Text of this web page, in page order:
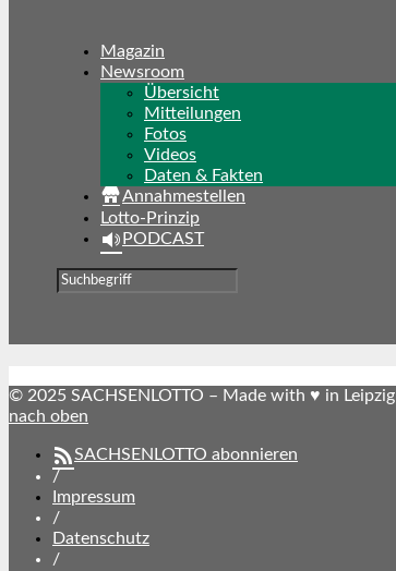
Magazin
Newsroom
Übersicht
Mitteilungen
Fotos
Videos
Daten & Fakten
Annahmestellen
Lotto-Prinzip
PODCAST
© 2025 SACHSENLOTTO – Made with ♥ in Leipzig
nach oben
SACHSENLOTTO abonnieren
/
Impressum
/
Datenschutz
/